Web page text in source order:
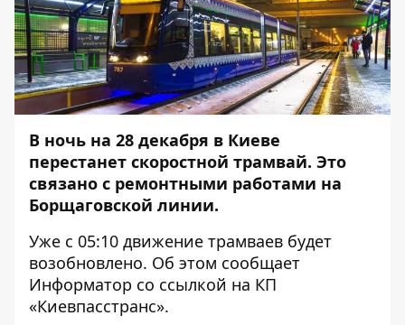
В ночь на 28 декабря в Киеве
перестанет скоростной трамвай. Это
связано с ремонтными работами на
Борщаговской линии.
Уже с 05:10 движение трамваев будет
возобновлено. Об этом сообщает
Информатор со ссылкой на КП
«Киевпасстранс».